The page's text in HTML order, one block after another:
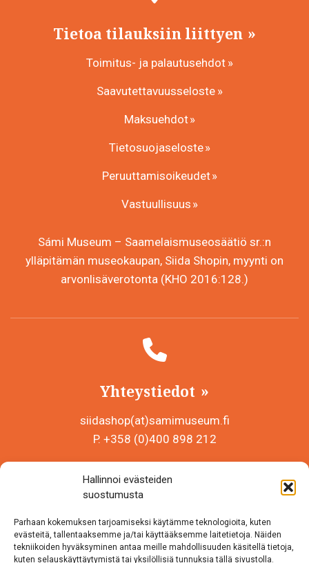
Hallinnoi evästeiden
suostumusta
Parhaan kokemuksen tarjoamiseksi käytämme teknologioita, kuten
evästeitä, tallentaaksemme ja/tai käyttääksemme laitetietoja. Näiden
tekniikoiden hyväksyminen antaa meille mahdollisuuden käsitellä tietoja,
kuten selauskäyttäytymistä tai yksilöllisiä tunnuksia tällä sivustolla.
Tietoa tilauksiin liittyen
Toimitus- ja palautusehdot
Saavutettavuusseloste
Maksuehdot
Tietosuojaseloste
Peruuttamisoikeudet
Vastuullisuus
Sámi Museum – Saamelaismuseosäätiö sr.:n
ylläpitämän museokaupan, Siida Shopin, myynti on
arvonlisäverotonta (KHO 2016:128.)
Yhteystiedot
siidashop(at)samimuseum.fi
P. +358 (0)400 898 212
Y-tunnus 0625907-2
Inarintie 46
99870 Inari